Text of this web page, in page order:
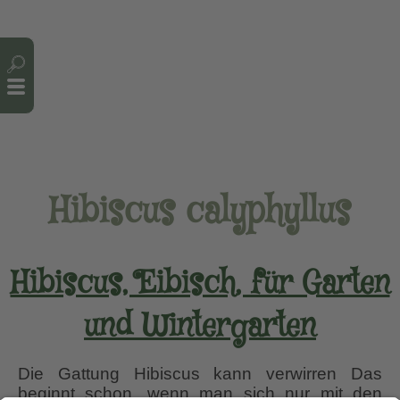
Hibiscus calyphyllus
Hibiscus, Eibisch, für Garten
und Wintergarten
Die Gattung Hibiscus kann verwirren Das
beginnt schon, wenn man sich nur mit den